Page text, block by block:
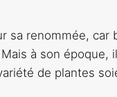
renommée, car
à son
de plantes